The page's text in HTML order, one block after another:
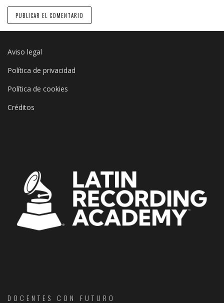
Aviso legal
Política de privacidad
Política de cookies
Créditos
DOCENTES CON FUTURO